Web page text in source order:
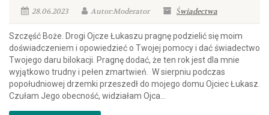
28.06.2023 Autor:Moderator Świadectwa
Szczęść Boże. Drogi Ojcze Łukaszu pragnę podzielić się moim
doświadczeniem i opowiedzieć o Twojej pomocy i dać świadectwo
Twojego daru bilokacji. Pragnę dodać, że ten rok jest dla mnie
wyjątkowo trudny i pełen zmartwień. W sierpniu podczas
popołudniowej drzemki przeszedł do mojego domu Ojciec Łukasz.
Czułam Jego obecność, widziałam Ojca...